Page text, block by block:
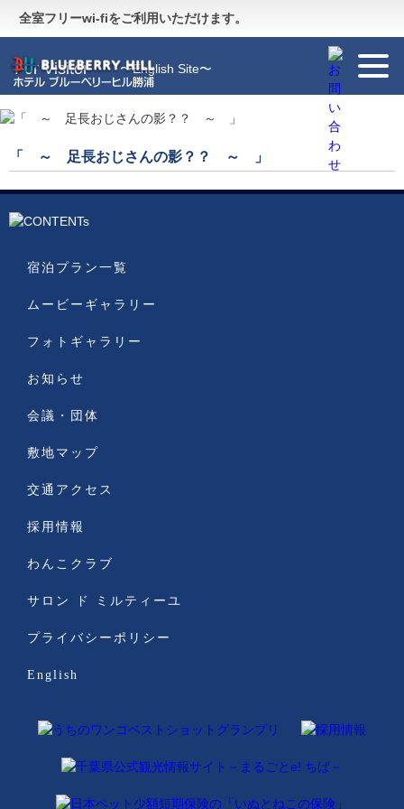
全室フリーwi-fiをご利用いただけます。
Guide 〜施設のご案内〜
For Visitor 〜English Site〜
「 ～ 足長おじさんの影？？ ～ 」
宿泊プラン一覧
ムービーギャラリー
フォトギャラリー
お知らせ
会議・団体
敷地マップ
交通アクセス
採用情報
わんこクラブ
サロン ド ミルティーユ
プライバシーポリシー
English